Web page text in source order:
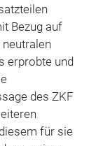
Bezug auf
erprobte und
des ZKF
für sie